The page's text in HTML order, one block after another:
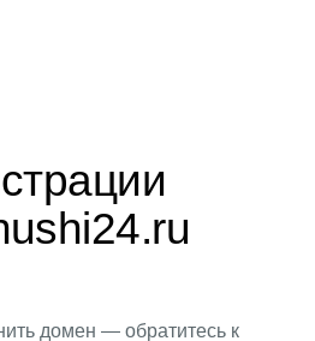
домен — обратитесь к